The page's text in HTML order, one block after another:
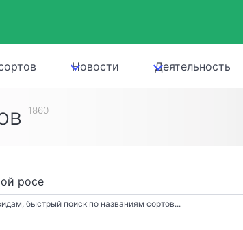
Новости Деятельность
1860
быстрый поиск по названиям сортов...